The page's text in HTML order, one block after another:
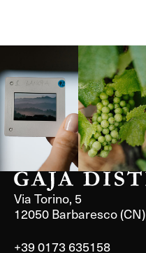
Borgogna,
Francia
Via Torino, 5
12050 Barbaresco (CN)
+39 0173 635158